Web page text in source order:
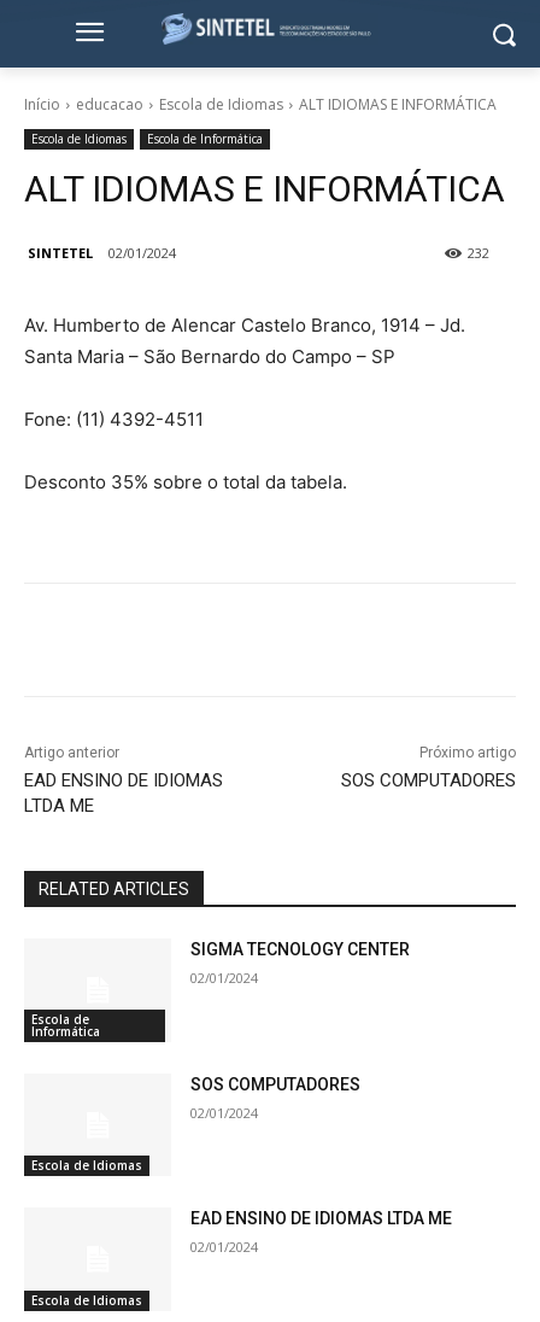
Início educacao Escola de Idiomas ALT IDIOMAS E INFORMÁTICA
Escola de Idiomas Escola de Informática
ALT IDIOMAS E INFORMÁTICA
SINTETEL 02/01/2024 232
Av. Humberto de Alencar Castelo Branco, 1914 – Jd.
Santa Maria – São Bernardo do Campo – SP
Fone: (11) 4392-4511
Desconto 35% sobre o total da tabela.
Artigo anterior
EAD ENSINO DE IDIOMAS
LTDA ME
Próximo artigo
SOS COMPUTADORES
RELATED ARTICLES
Escola de
Informática
SIGMA TECNOLOGY CENTER
02/01/2024
Escola de Idiomas
SOS COMPUTADORES
02/01/2024
Escola de Idiomas
EAD ENSINO DE IDIOMAS LTDA ME
02/01/2024